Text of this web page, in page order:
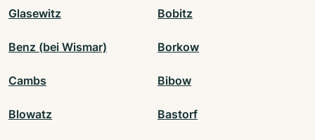
Glasewitz Bobitz
Benz (bei Wismar) Borkow
Cambs Bibow
Blowatz Bastorf